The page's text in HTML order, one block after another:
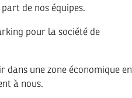
de nos équipes.
pour la société de
dans une zone économique en
à nous.